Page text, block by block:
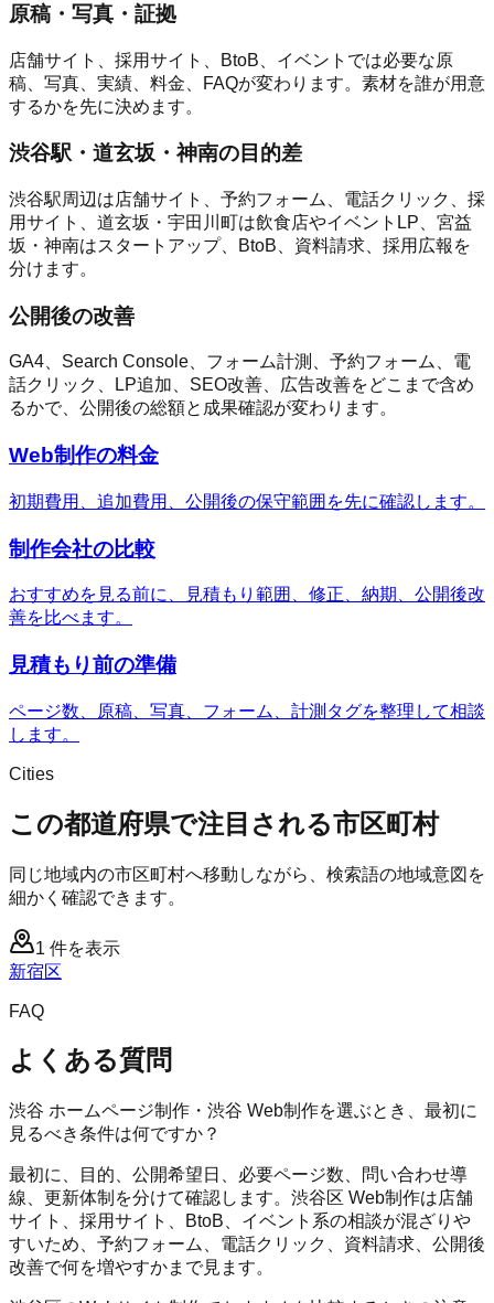
原稿・写真・証拠
店舗サイト、採用サイト、BtoB、イベントでは必要な原
稿、写真、実績、料金、FAQが変わります。素材を誰が用意
するかを先に決めます。
渋谷駅・道玄坂・神南の目的差
渋谷駅周辺は店舗サイト、予約フォーム、電話クリック、採
用サイト、道玄坂・宇田川町は飲食店やイベントLP、宮益
坂・神南はスタートアップ、BtoB、資料請求、採用広報を
分けます。
公開後の改善
GA4、Search Console、フォーム計測、予約フォーム、電
話クリック、LP追加、SEO改善、広告改善をどこまで含め
るかで、公開後の総額と成果確認が変わります。
Web制作の料金
初期費用、追加費用、公開後の保守範囲を先に確認します。
制作会社の比較
おすすめを見る前に、見積もり範囲、修正、納期、公開後改
善を比べます。
見積もり前の準備
ページ数、原稿、写真、フォーム、計測タグを整理して相談
します。
Cities
この都道府県で注目される市区町村
同じ地域内の市区町村へ移動しながら、検索語の地域意図を
細かく確認できます。
1 件を表示
新宿区
FAQ
よくある質問
渋谷 ホームページ制作・渋谷 Web制作を選ぶとき、最初に
見るべき条件は何ですか？
最初に、目的、公開希望日、必要ページ数、問い合わせ導
線、更新体制を分けて確認します。渋谷区 Web制作は店舗
サイト、採用サイト、BtoB、イベント系の相談が混ざりや
すいため、予約フォーム、電話クリック、資料請求、公開後
改善で何を増やすかまで見ます。